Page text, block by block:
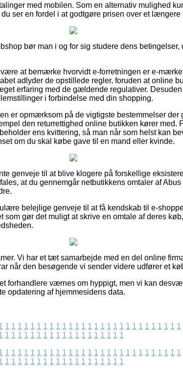
med mobilen. Som en alternativ mulighed
ser en fordel i at godtgøre prisen over et længere
bør man i og for sig studere dens
at bemærke hvorvidt e-forretningen er e-
adlyder de opstillede regler, foruden at online
erfaring med de gældende regulativer.
i forbindelse med din shopping.
er opmærksom på de vigtigste bestemmelser
den returrettighed online butikken kører med.
ens kvittering, så man når som helst kan
om du skal købe gave til en mand eller kvinde.
genveje til at blive klogere på forskellige
at du gennemgår netbutikkens omtaler af
belejlige genveje til at få kendskab til e-
som gør det muligt at skrive en omtale af deres
Vi har et tæt samarbejde med en del online
når den besøgende vi sender videre udfører et
forhandlere værnes om hyppigt, men vi kan
opdatering af hjemmesidens data.
1 1 1 1 1 1 1 1 1 1 1 1 1 1 1 1 1 1 1 1 1 1 1 1 1 1 1 1
1 1 1 1 1 1 1 1 1 1 1 1 1 1 1 1 1 1 1
1 1 1 1 1 1 1 1 1 1 1 1 1 1 1 1 1 1 1 1 1 1 1 1 1 1 1 1
1 1 1 1 1 1 1 1 1 1 1 1 1 1 1 1 1 1 1